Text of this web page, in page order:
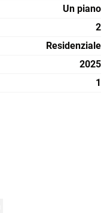
Un piano
2
Residenziale
2025
1